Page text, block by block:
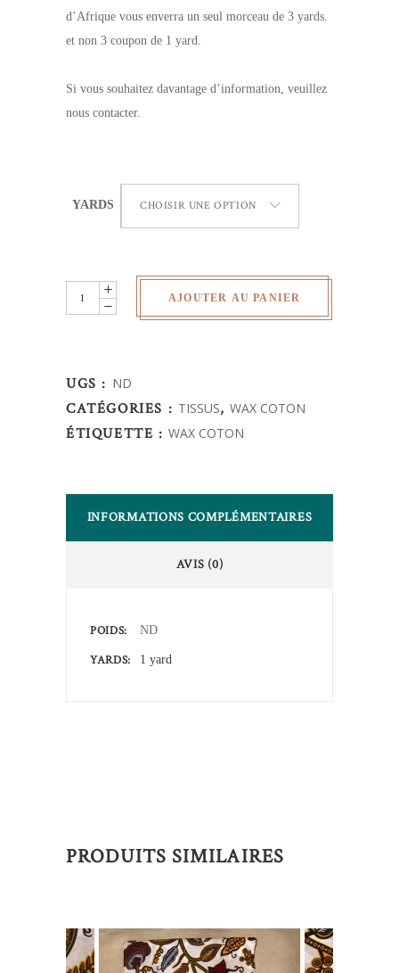
d’Afrique vous enverra un seul morceau de 3 yards.
et non 3 coupon de 1 yard.
Si vous souhaitez davantage d’information, veuillez
nous contacter.
YARDS CHOISIR UNE OPTION
Wax
Africain
AJOUTER AU PANIER
UGS : ND
CATÉGORIES : TISSUS,WAX COTON
ÉTIQUETTE :WAX COTON
INFORMATIONS COMPLÉMENTAIRES
AVIS (0)
POIDS ND
YARDS 1 yard
PRODUITS SIMILAIRES